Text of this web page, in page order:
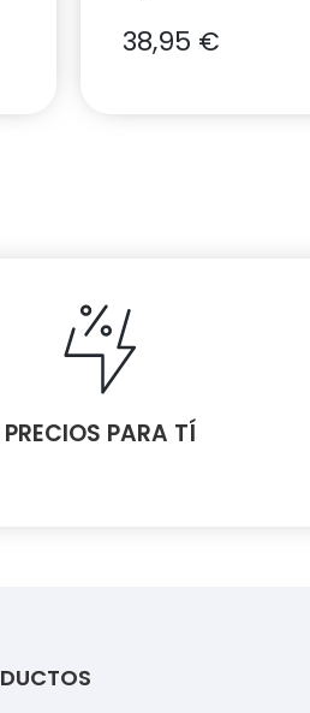
38,95 €
PRECIOS PARA TÍ